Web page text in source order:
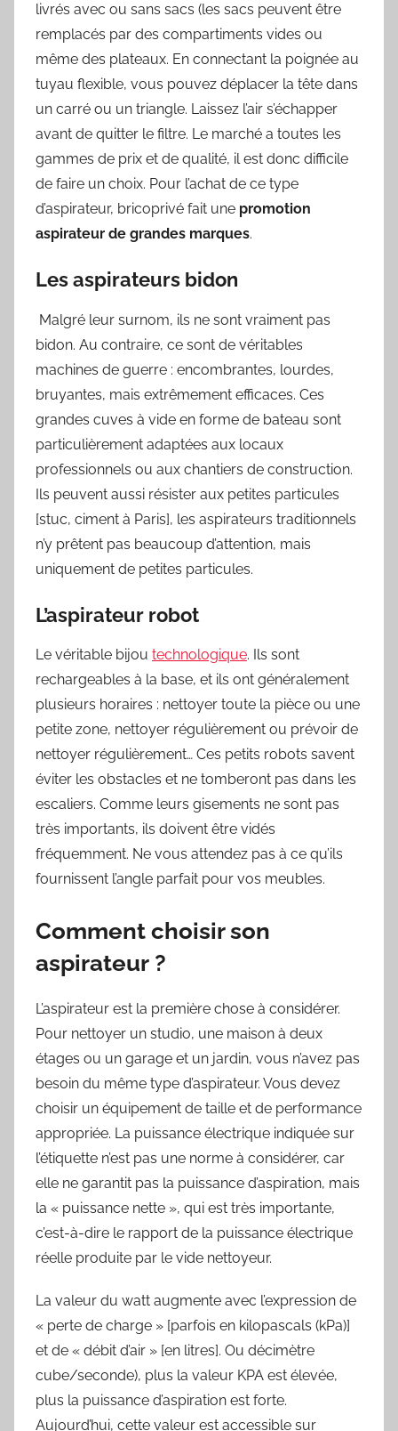
livrés avec ou sans sacs (les sacs peuvent être
remplacés par des compartiments vides ou
même des plateaux. En connectant la poignée au
tuyau flexible, vous pouvez déplacer la tête dans
un carré ou un triangle. Laissez l’air s’échapper
avant de quitter le filtre. Le marché a toutes les
gammes de prix et de qualité, il est donc difficile
de faire un choix. Pour l’achat de ce type
d’aspirateur, bricoprivé fait une promotion
aspirateur de grandes marques.
Les aspirateurs bidon
Malgré leur surnom, ils ne sont vraiment pas
bidon. Au contraire, ce sont de véritables
machines de guerre : encombrantes, lourdes,
bruyantes, mais extrêmement efficaces. Ces
grandes cuves à vide en forme de bateau sont
particulièrement adaptées aux locaux
professionnels ou aux chantiers de construction.
Ils peuvent aussi résister aux petites particules
[stuc, ciment à Paris], les aspirateurs traditionnels
n’y prêtent pas beaucoup d’attention, mais
uniquement de petites particules.
L’aspirateur robot
Le véritable bijou technologique. Ils sont
rechargeables à la base, et ils ont généralement
plusieurs horaires : nettoyer toute la pièce ou une
petite zone, nettoyer régulièrement ou prévoir de
nettoyer régulièrement… Ces petits robots savent
éviter les obstacles et ne tomberont pas dans les
escaliers. Comme leurs gisements ne sont pas
très importants, ils doivent être vidés
fréquemment. Ne vous attendez pas à ce qu’ils
fournissent l’angle parfait pour vos meubles.
Comment choisir son
aspirateur ?
L’aspirateur est la première chose à considérer.
Pour nettoyer un studio, une maison à deux
étages ou un garage et un jardin, vous n’avez pas
besoin du même type d’aspirateur. Vous devez
choisir un équipement de taille et de performance
appropriée. La puissance électrique indiquée sur
l’étiquette n’est pas une norme à considérer, car
elle ne garantit pas la puissance d’aspiration, mais
la « puissance nette », qui est très importante,
c’est-à-dire le rapport de la puissance électrique
réelle produite par le vide nettoyeur.
La valeur du watt augmente avec l’expression de
« perte de charge » [parfois en kilopascals (kPa)]
et de « débit d’air » [en litres]. Ou décimètre
cube/seconde), plus la valeur KPA est élevée,
plus la puissance d’aspiration est forte.
Aujourd’hui, cette valeur est accessible sur